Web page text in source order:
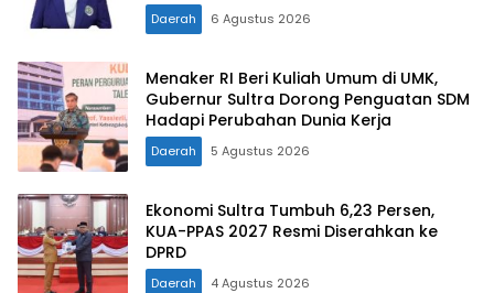
Daerah 6 Agustus 2026
Menaker RI Beri Kuliah Umum di UMK,
Gubernur Sultra Dorong Penguatan SDM
Hadapi Perubahan Dunia Kerja
Daerah 5 Agustus 2026
Ekonomi Sultra Tumbuh 6,23 Persen,
KUA-PPAS 2027 Resmi Diserahkan ke
DPRD
Daerah 4 Agustus 2026